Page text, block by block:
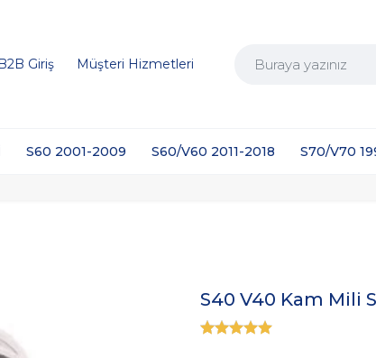
B2B Giriş Müşteri Hizmetleri
S60 2001-2009 S60/V60 2011-2018 S70/V70
S40 V40 Kam Mili